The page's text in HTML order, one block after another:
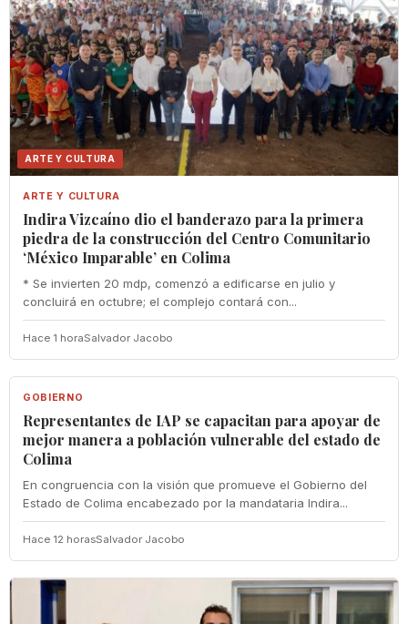
ARTE Y CULTURA
ARTE Y CULTURA
Indira Vizcaíno dio el banderazo para la primera
piedra de la construcción del Centro Comunitario
‘México Imparable’ en Colima
* Se invierten 20 mdp, comenzó a edificarse en julio y
concluirá en octubre; el complejo contará con...
Hace 1 horaSalvador Jacobo
GOBIERNO
GOBIERNO
Representantes de IAP se capacitan para apoyar de
mejor manera a población vulnerable del estado de
Colima
En congruencia con la visión que promueve el Gobierno del
Estado de Colima encabezado por la mandataria Indira...
Hace 12 horasSalvador Jacobo